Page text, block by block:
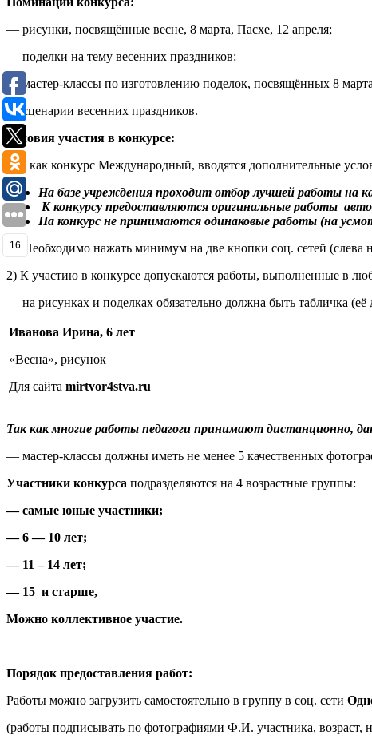
— рисунки, посвящённые весне, 8 марта, Пасхе, 12 апреля;
— поделки на тему весенних праздников;
— мастер-классы по изготовлению поделок, посвящённых 8
— сценарии весенних праздников.
Условия участия в конкурсе:
Так как конкурс Международный, вводятся дополнительные
На базе учреждения проходит отбор лучшей работы на
К конкурсу предоставляются оригинальные работы
На конкурс не принимаются одинаковые работы (на
1) Необходимо нажать минимум на две кнопки соц. сетей (слева
2) К участию в конкурсе допускаются работы, выполненные в
— на рисунках и поделках обязательно должна быть табличка
Иванова Ирина, 6 лет
«Весна», рисунок
Для сайта mirtvor4stva.ru
Так как многие работы педагоги принимают дистанционно,
— мастер-классы должны иметь не менее 5 качественных
Участники конкурса подразделяются на 4 возрастные группы:
— самые юные участники;
— 6 — 10 лет;
— 11 – 14 лет;
— 15 и старше,
Можно коллективное участие.
Порядок предоставления работ:
Работы можно загрузить самостоятельно в группу в соц. сети
(работы подписывать по фотографиями Ф.И. участника, возраст,
16